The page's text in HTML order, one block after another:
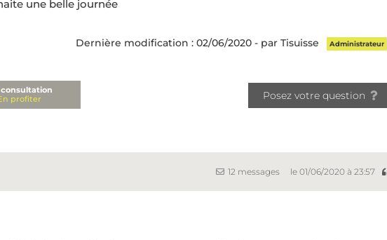
une belle journée
Dernière modification : 02/06/2020 - par Tisuisse Administrateur
profiter Posez votre question
12 messages le 01/06/2020 à 23:57